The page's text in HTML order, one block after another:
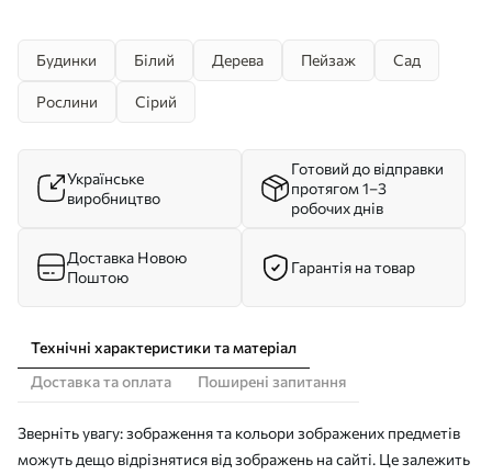
Будинки Білий Дерева Пейзаж Сад
Рослини Сірий
Українське
виробництво
Готовий до відправки
протягом 1–3
робочих днів
Доставка Новою
Поштою
Гарантія на товар
Технічні характеристики та матеріал
Доставка та оплата
Поширені запитання
Зверніть увагу: зображення та кольори зображених предметів
можуть дещо відрізнятися від зображень на сайті. Це залежить